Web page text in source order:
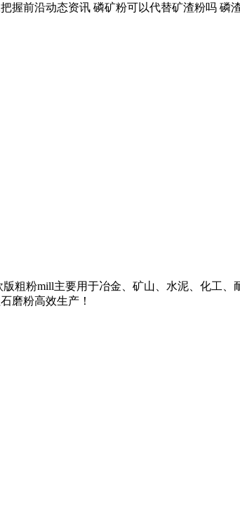
握前沿动态资讯 磷矿粉可以代替矿渣粉吗 磷
粗粉mill主要用于冶金、矿山、水泥、化工、
磨粉高效生产！